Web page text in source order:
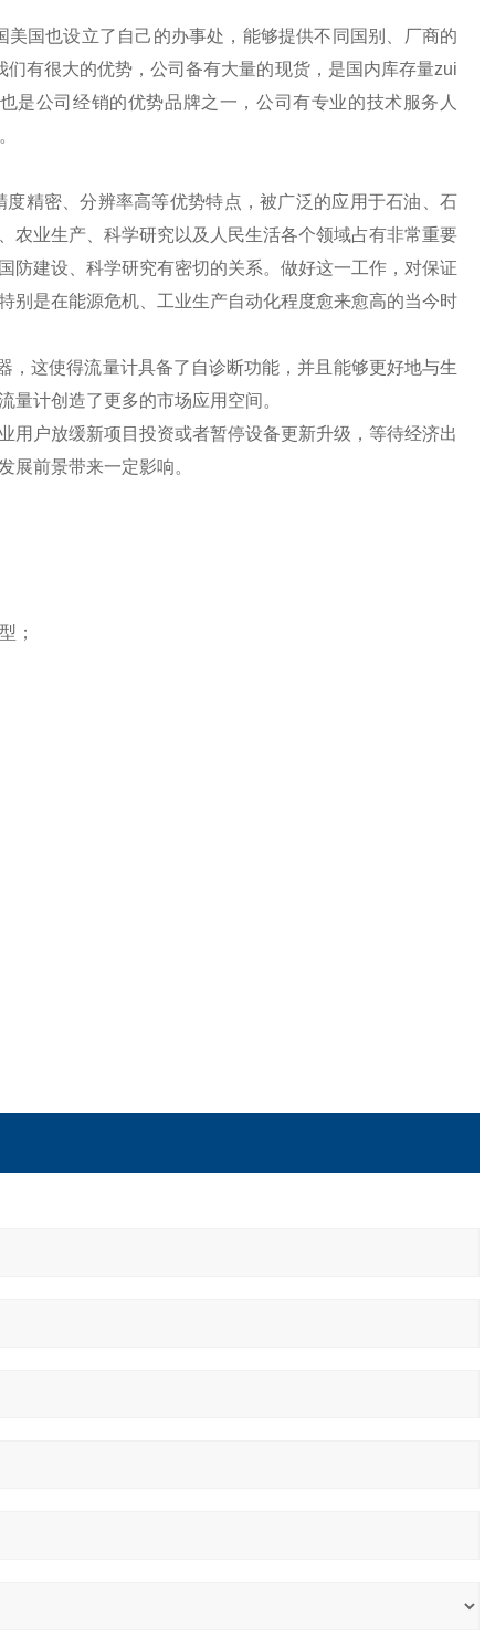
国也设立了自己的办事处，能够提供不同国别、厂商的
有很大的优势，公司备有大量的现货，是国内库存量zui
是公司经销的优势品牌之一，公司有专业的技术服务人
精密、分辨率高等优势特点，被广泛的应用于石油、石
农业生产、科学研究以及人民生活各个领域占有非常重要
防建设、科学研究有密切的关系。做好这一工作，对保证
别是在能源危机、工业生产自动化程度愈来愈高的当今时
这使得流量计具备了自诊断功能，并且能够更好地与生
计创造了更多的市场应用空间。
用户放缓新项目投资或者暂停设备更新升级，等待经济出
展前景带来一定影响。
；